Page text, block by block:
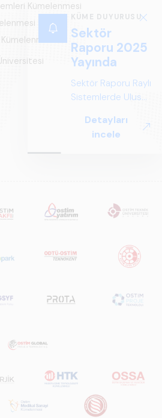
KÜME DUYURUSU
Sektör
Raporu 2025
Yayında
Sektör Raporu Raylı
Sistemlerde Ulusal
Perspektif ARUS
tarafından
Raporu 2025",
Türkiye ve dünya
sistemler
sektörünü teknoloji
ekosistem yapısı
ve gelecek
çalışmasıdır.
Detayları
incele
Kümelenmesi